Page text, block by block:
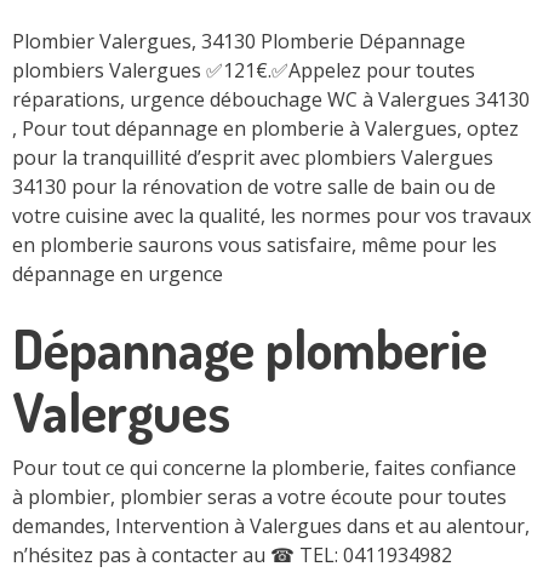
Plombier Valergues, 34130 Plomberie Dépannage
plombiers Valergues ✅121€.✅Appelez pour toutes
réparations, urgence débouchage WC à Valergues 34130
, Pour tout dépannage en plomberie à Valergues, optez
pour la tranquillité d’esprit avec plombiers Valergues
34130 pour la rénovation de votre salle de bain ou de
votre cuisine avec la qualité, les normes pour vos travaux
en plomberie saurons vous satisfaire, même pour les
dépannage en urgence
Dépannage plomberie
Valergues
Pour tout ce qui concerne la plomberie, faites confiance
à plombier, plombier seras a votre écoute pour toutes
demandes, Intervention à Valergues dans et au alentour,
n’hésitez pas à contacter au ☎ TEL: 0411934982